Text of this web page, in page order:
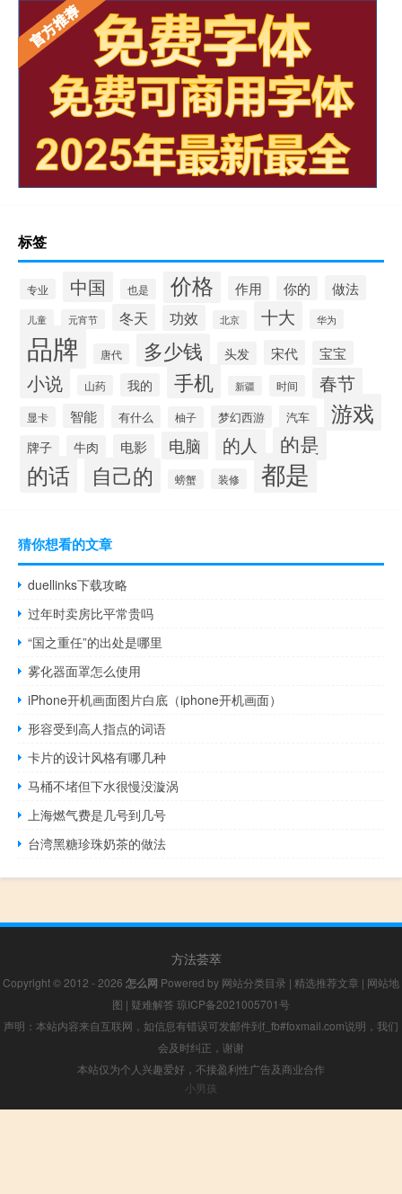
标签
专业 中国 也是 价格 作用 你的 做法
儿童 元宵节 冬天 功效 北京 十大 华为
品牌 唐代 多少钱 头发 宋代 宝宝
小说 山药 我的 手机 新疆 时间 春节
显卡 智能 有什么 柚子 梦幻西游 汽车 游戏
牌子 牛肉 电影 电脑 的人 的是
的话 自己的 螃蟹 装修 都是
猜你想看的文章
duellinks下载攻略
过年时卖房比平常贵吗
“国之重任”的出处是哪里
雾化器面罩怎么使用
iPhone开机画面图片白底（iphone开机画面）
形容受到高人指点的词语
卡片的设计风格有哪几种
马桶不堵但下水很慢没漩涡
上海燃气费是几号到几号
台湾黑糖珍珠奶茶的做法
方法荟萃
Copyright © 2012 - 2026 怎么网 Powered by 网站分类目录 | 精选推荐文章 | 网站地
图 | 疑难解答 琼ICP备2021005701号
声明：本站内容来自互联网，如信息有错误可发邮件到f_fb#foxmail.com说明，我们
会及时纠正，谢谢
本站仅为个人兴趣爱好，不接盈利性广告及商业合作
小男孩